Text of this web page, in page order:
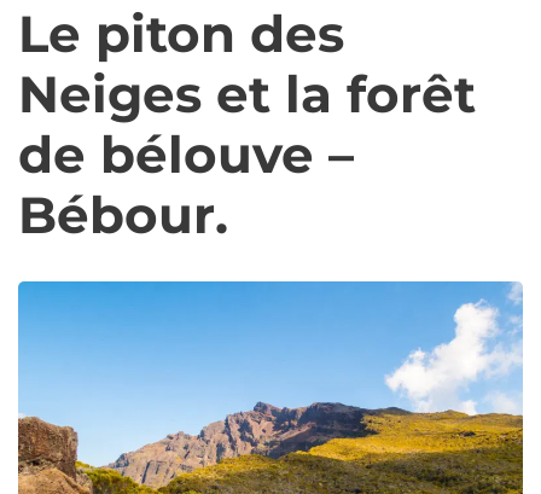
Le piton des
Neiges et la forêt
de bélouve –
Bébour.